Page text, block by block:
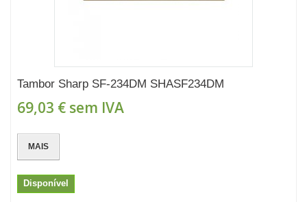
Tambor Sharp SF-234DM SHASF234DM
69,03 € sem IVA
MAIS
Disponível